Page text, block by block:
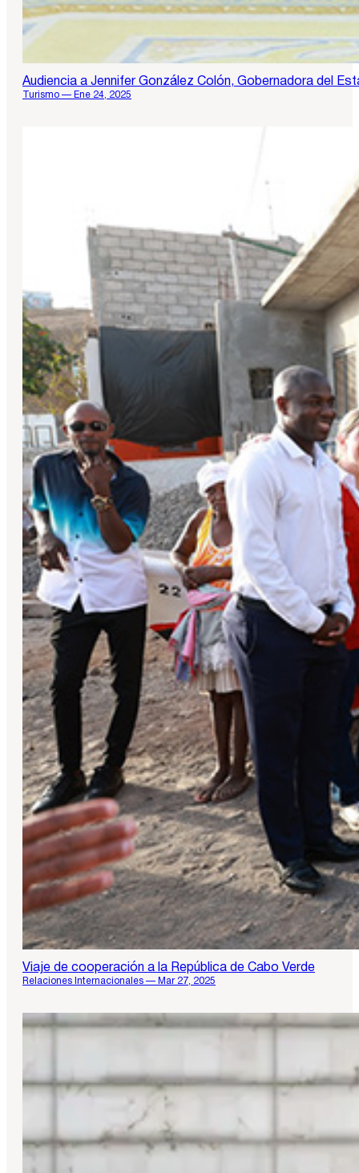
Audiencia a Jennifer González Colón, Gobernadora del
Turismo — Ene 24, 2025
Viaje de cooperación a la República de Cabo Verde
Relaciones Internacionales — Mar 27, 2025